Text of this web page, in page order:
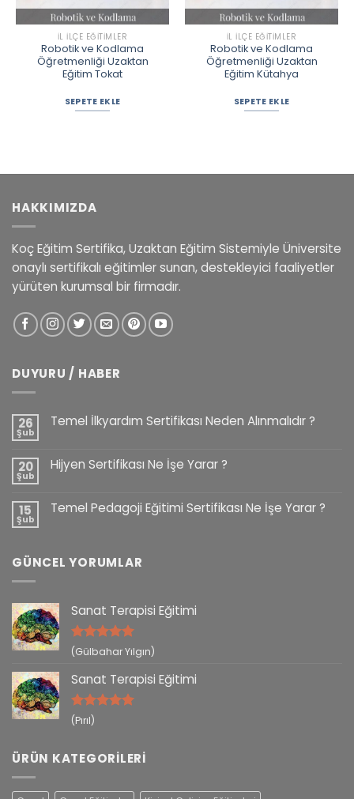
İL İLÇE EĞITIMLER
Robotik ve Kodlama
Öğretmenliği Uzaktan
Eğitim Tokat
SEPETE EKLE
İL İLÇE EĞITIMLER
Robotik ve Kodlama
Öğretmenliği Uzaktan
Eğitim Kütahya
SEPETE EKLE
HAKKIMIZDA
Koç Eğitim Sertifika, Uzaktan Eğitim Sistemiyle Üniversite
onaylı sertifikalı eğitimler sunan, destekleyici faaliyetler
yürüten kurumsal bir firmadır.
DUYURU / HABER
26
Şub
Temel İlkyardım Sertifikası Neden Alınmalıdır ?
20
Şub
Hijyen Sertifikası Ne İşe Yarar ?
15
Şub
Temel Pedagoji Eğitimi Sertifikası Ne İşe Yarar ?
GÜNCEL YORUMLAR
Sanat Terapisi Eğitimi
5 üzerinden
(Gülbahar Yılgın)
Sanat Terapisi Eğitimi
5 üzerinden
(Pırıl)
ÜRÜN KATEGORILERI